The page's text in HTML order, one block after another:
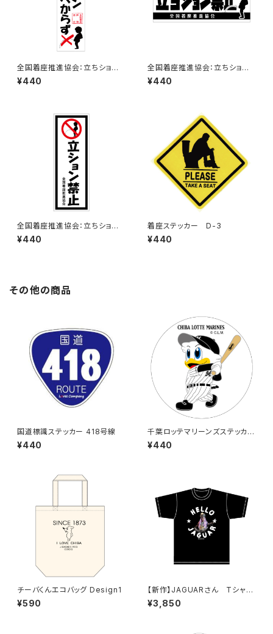
全国着座推進協会：立ちション
するべからずステッカー 7B
¥440
全国着座推進協会：立ちション
禁止ステッカー 6C
¥440
全国着座推進協会：立ちション
禁止ステッカー 11C
¥440
着座ステッカー D-3
¥440
その他の商品
国道標識ステッカー 418号線
¥440
千葉ロッテマリーンズステッカー
8
¥440
チーバくんエコバッグ Design1
¥590
【新作】JAGUARさん Tシャツ
（HELLO JAGUAR）Black
¥3,850